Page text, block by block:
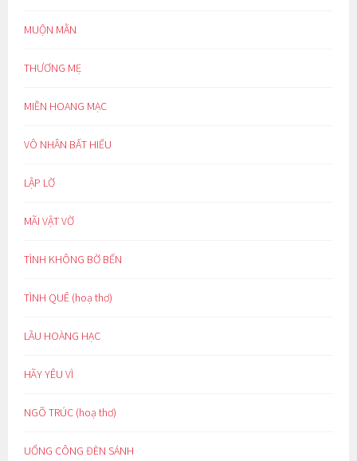
MUỘN MẰN
THƯƠNG MẸ
MIỀN HOANG MẠC
VÔ NHÂN BẤT HIẾU
LẬP LỜ
MÃI VẬT VỜ
TÌNH KHÔNG BỜ BẾN
TÌNH QUÊ (hoạ thơ)
LẦU HOÀNG HẠC
HÃY YÊU VÌ
NGÕ TRÚC (hoạ thơ)
UỔNG CÔNG ĐÈN SÁNH